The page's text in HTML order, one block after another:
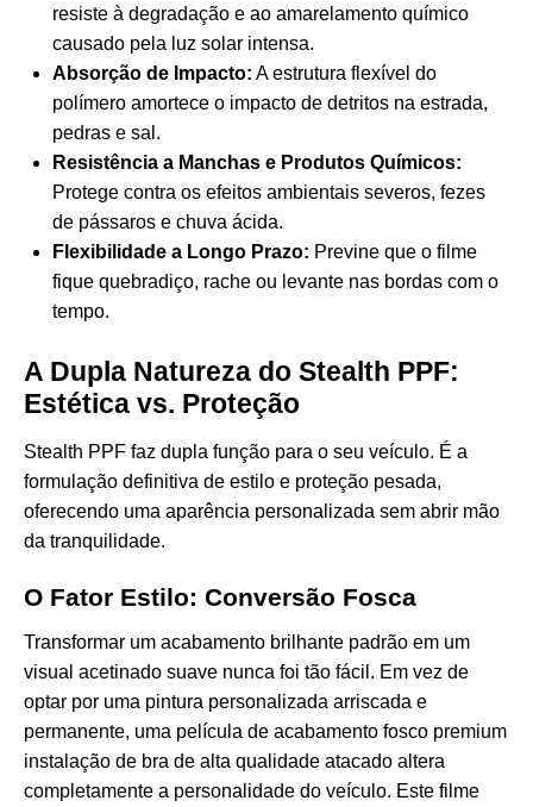
resiste à degradação e ao amarelamento químico
causado pela luz solar intensa.
Absorção de Impacto: A estrutura flexível do
polímero amortece o impacto de detritos na estrada,
pedras e sal.
Resistência a Manchas e Produtos Químicos:
Protege contra os efeitos ambientais severos, fezes
de pássaros e chuva ácida.
Flexibilidade a Longo Prazo: Previne que o filme
fique quebradiço, rache ou levante nas bordas com o
tempo.
A Dupla Natureza do Stealth PPF:
Estética vs. Proteção
Stealth PPF faz dupla função para o seu veículo. É a
formulação definitiva de estilo e proteção pesada,
oferecendo uma aparência personalizada sem abrir mão
da tranquilidade.
O Fator Estilo: Conversão Fosca
Transformar um acabamento brilhante padrão em um
visual acetinado suave nunca foi tão fácil. Em vez de
optar por uma pintura personalizada arriscada e
permanente, uma película de acabamento fosco premium
instalação de bra de alta qualidade atacado altera
completamente a personalidade do veículo. Este filme